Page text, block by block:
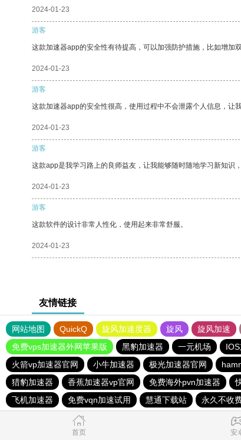
2024-01-23
游客
这款加速器app的安全性有待提高，可以加强防护措施，比如增加双
2024-01-23
游客
这款加速器app的安全性很高，使用过程中不会泄露个人信息，让我
2024-01-23
游客
这款app是我学习路上的良师益友，让我能够随时随地学习新知识，
2024-01-23
游客
这款软件的设计非常人性化，使用起来非常舒服。
2024-01-23
友情链接
网站地图 QuickQ 旋风加速度器 旋风 旋风加速
免费vps加速器外网苹果版
黑豹加速器 一元机场
火箭vp加速器官网
小牛加速器 极光加速器官网
猎豹加速器
香蕉加速器vp官网 免费海外pvn加速器
飞机加速器
免费vqn加速试用 慧通下载站 永久不收
首页 安